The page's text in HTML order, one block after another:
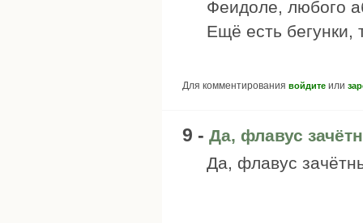
Феидоле, любого
Ещё есть бегунки,
Для комментирования войдите или
9 - Да, флавус
Да, флавус